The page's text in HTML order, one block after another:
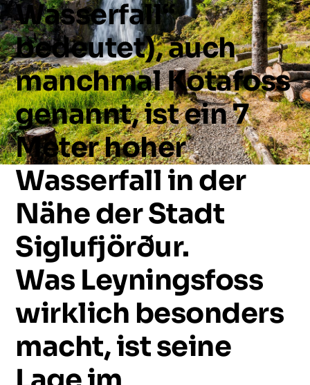
Wasserfall“
bedeutet),auch
manchmalKotafoss
genannt,istein7
Meterhoher
Wasserfall inder
NähederStadt
Siglufjörður.
Was Leyningsfoss
wirklich besonders
macht,istseine